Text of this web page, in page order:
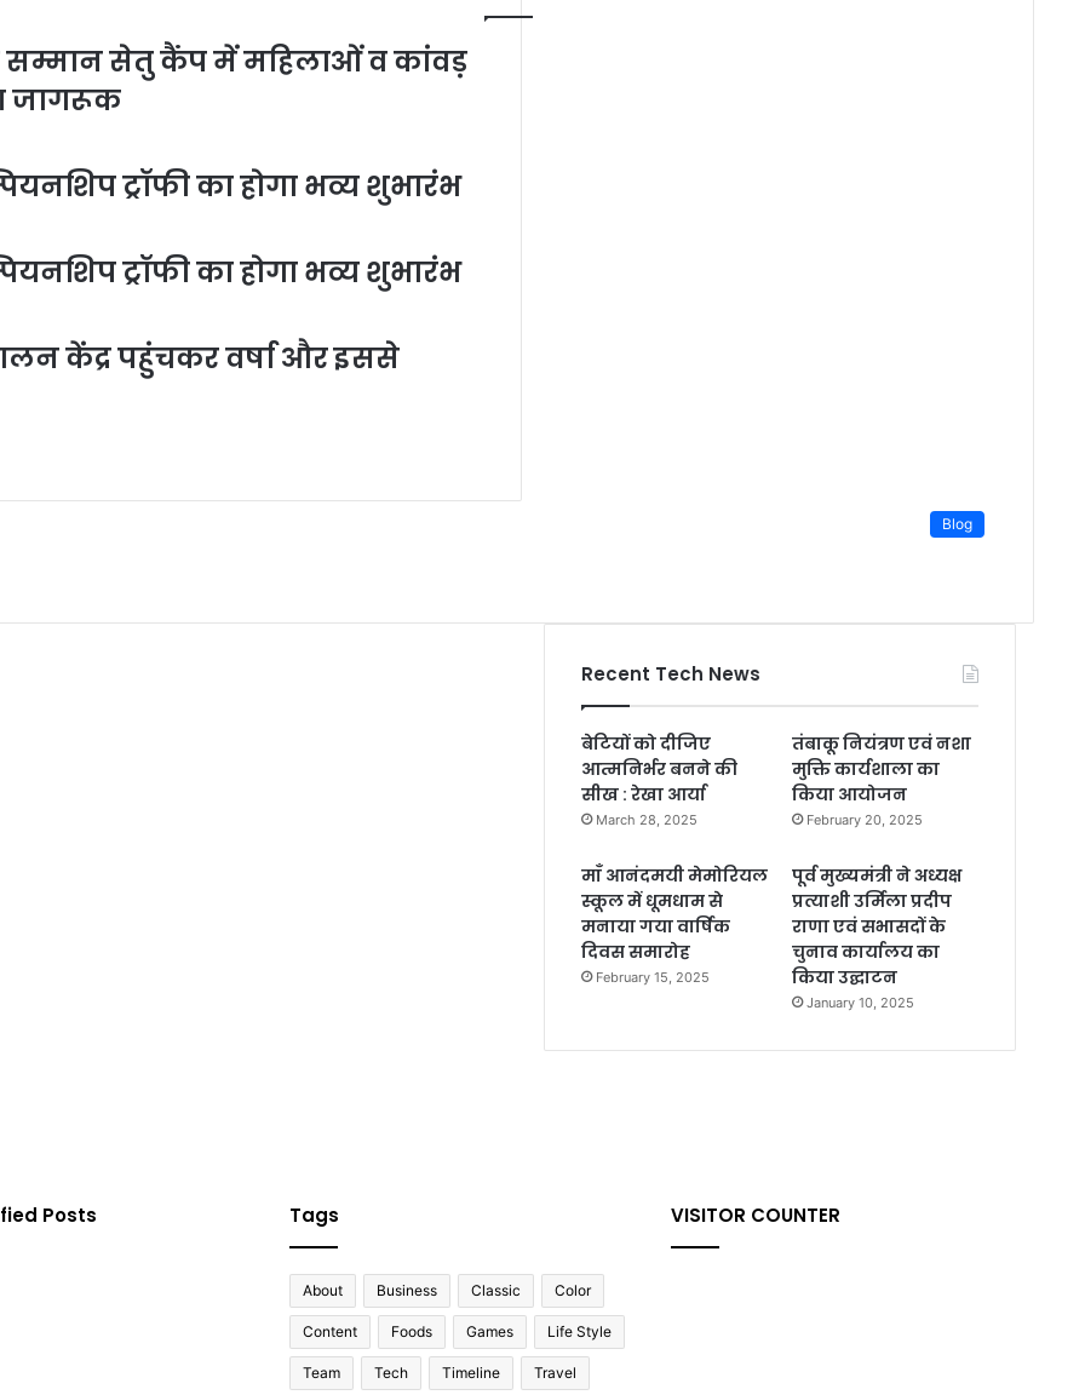
सम्मान सेतु कैंप में महिलाओं व कांवड़
जागरूक
ट्रॉफी का होगा भव्य शुभारंभ
ट्रॉफी का होगा भव्य शुभारंभ
केंद्र पहुंचकर वर्षा और इससे
Blog
Recent Tech News
बेटियों को दीजिए
आत्मनिर्भर बनने की
सीख : रेखा आर्या
March 28, 2025
तंबाकू नियंत्रण एवं नशा
मुक्ति कार्यशाला का
किया आयोजन
February 20, 2025
माँ आनंदमयी मेमोरियल
स्कूल में धूमधाम से
मनाया गया वार्षिक
दिवस समारोह
February 15, 2025
पूर्व मुख्यमंत्री ने अध्यक्ष
प्रत्याशी उर्मिला प्रदीप
राणा एवं सभासदों के
चुनाव कार्यालय का
किया उद्घाटन
January 10, 2025
Posts Tags
About Business Classic Color
Content Foods Games Life Style
Team Tech Timeline Travel
VISITOR COUNTER